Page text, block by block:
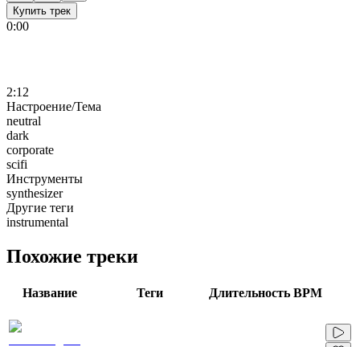
Купить трек
0:00
2:12
Настроение/Тема
neutral
dark
corporate
scifi
Инструменты
synthesizer
Другие теги
instrumental
Похожие треки
Название Теги Длительность BPM